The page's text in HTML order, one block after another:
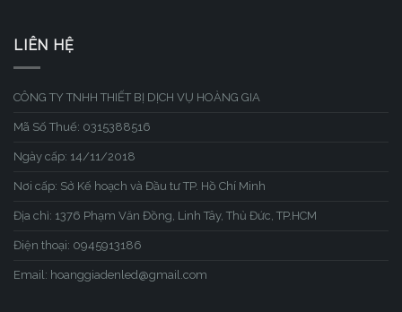
LIÊN HỆ
CÔNG TY TNHH THIẾT BỊ DỊCH VỤ HOÀNG GIA
Mã Số Thuế: 0315388516
Ngày cấp: 14/11/2018
Nơi cấp: Sở Kế hoạch và Đầu tư TP. Hồ Chí Minh
Địa chỉ: 1376 Phạm Văn Đồng, Linh Tây, Thủ Đức, TP.HCM
Điện thoại: 0945913186
Email: hoanggiadenled@gmail.com